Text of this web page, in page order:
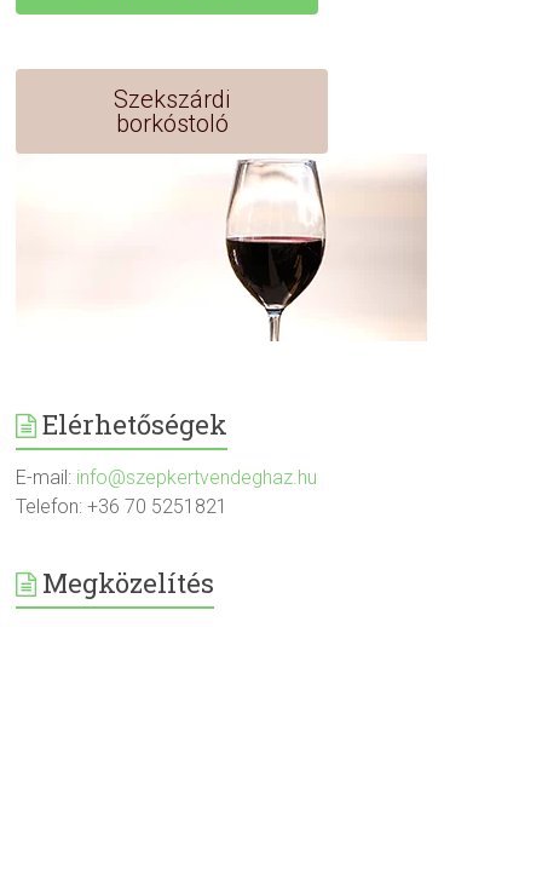
Szekszárdi
borkóstoló
Elérhetőségek
E-mail: info@szepkertvendeghaz.hu
Telefon: +36 70 5251821
Megközelítés